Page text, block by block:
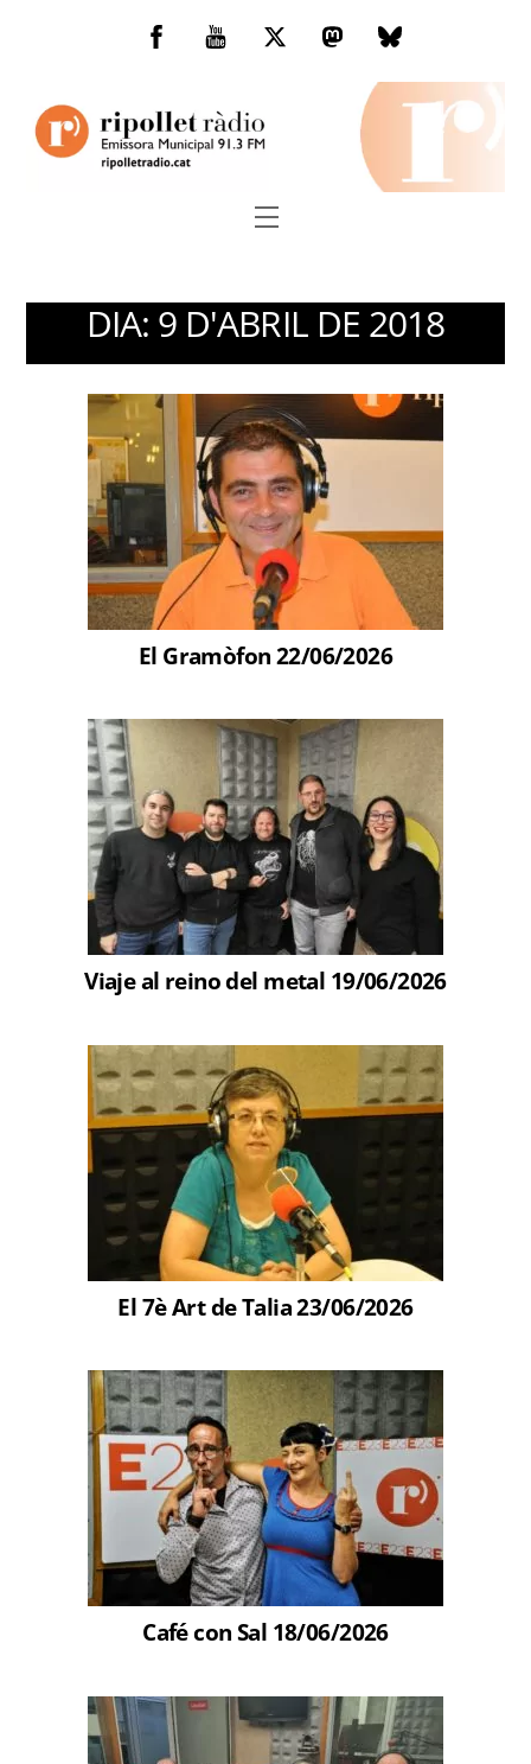
Facebook
You
TwitterMastodonBluesky
Menu
DIA: 9 D'ABRIL DE 2018
El Gramòfon 22/06/2026
Viaje al reino del metal 19/06/2026
El 7è Art de Talia 23/06/2026
Café con Sal 18/06/2026